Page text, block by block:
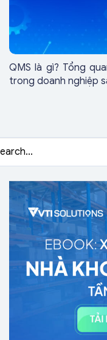
QMS là gì? Tổng
trong doanh nghiệp